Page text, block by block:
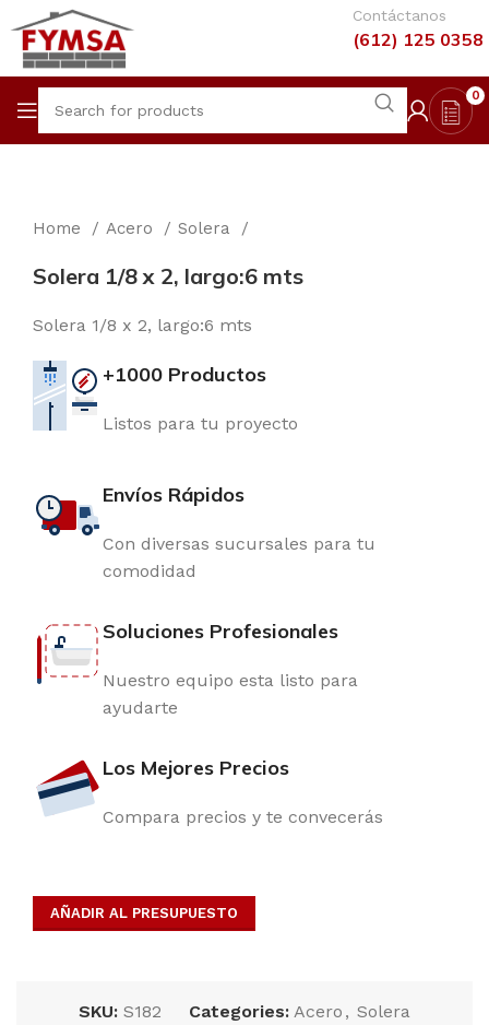
Contáctanos
(612) 125 0358
0
Home Acero Solera
Solera 1/8 x 2, largo:6 mts
Solera 1/8 x 2, largo:6 mts
+1000 Productos
Listos para tu proyecto
Envíos Rápidos
Con diversas sucursales para tu
comodidad
Soluciones Profesionales
Nuestro equipo esta listo para
ayudarte
Los Mejores Precios
Compara precios y te convecerás
AÑADIR AL PRESUPUESTO
SKU: S182 Categories: Acero , Solera